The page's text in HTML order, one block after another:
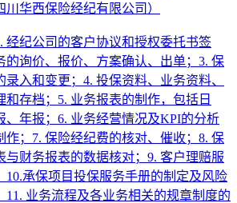
川华西保险经纪有限公司）
经纪公司的客户协议和授权委托书签
的询价、报价、方案确认、出单；3. 保
入和变更；4. 投保资料、业务资料、
和存档；5. 业务报表的制作，包括日
、年报；6. 业务经营情况及KPI的分析
作；7. 保险经纪费的核对、催收；8. 保
与财务报表的数据核对；9. 客户理赔服
10.承保项目投保服务手册的制定及风险
11. 业务流程及各业务相关的规章制度的